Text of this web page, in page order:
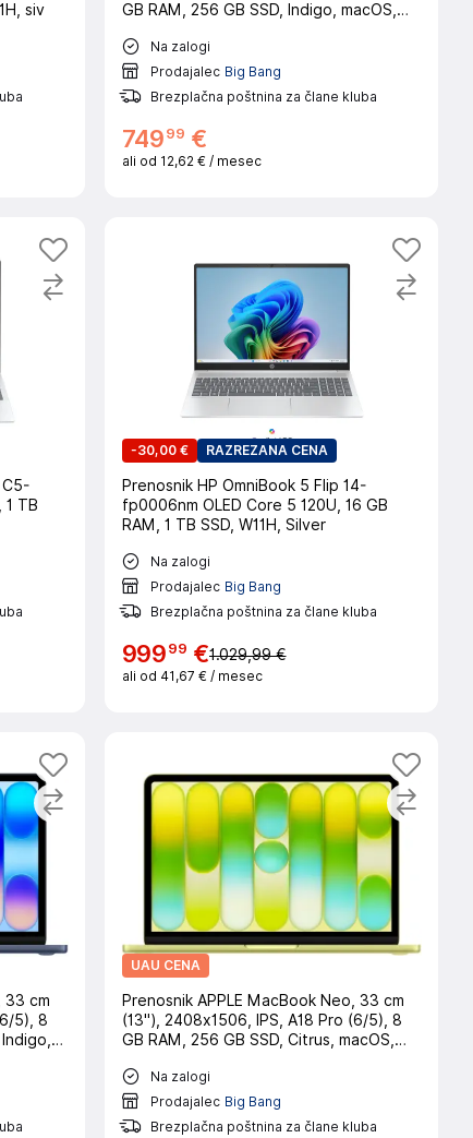
siv
GB RAM, 256 GB SSD, Indigo, macOS,
Na zalogi
Prodajalec Big Bang
Brezplačna poštnina za člane kluba
74999 €
ali od 12,62 € / mesec
C5-
1 TB
-30,00 € RAZREZANA CENA
Prenosnik HP OmniBook 5 Flip 14-
fp0006nm OLED Core 5 120U, 16 GB
RAM, 1 TB SSD, W11H, Silver
Na zalogi
Prodajalec Big Bang
Brezplačna poštnina za člane kluba
99999 €1.029,99 €
ali od 41,67 € / mesec
33 cm
5), 8
UAU CENA
Prenosnik APPLE MacBook Neo, 33 cm
(13"), 2408x1506, IPS, A18 Pro (6/5), 8
GB RAM, 256 GB SSD, Citrus, macOS,
Na zalogi
Prodajalec Big Bang
Brezplačna poštnina za člane kluba